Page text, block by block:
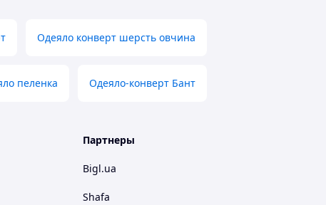
Одеяло конверт шерсть овчина
пеленка Одеяло-конверт Бант
Партнеры
Bigl.ua
Shafa